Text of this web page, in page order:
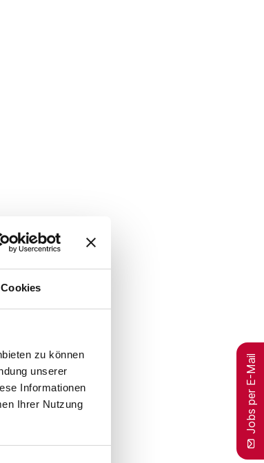
zu können
unserer
Informationen
Ihrer Nutzung
Jobs per E-Mail